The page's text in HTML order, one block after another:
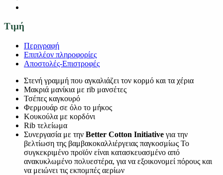
Τιμή
Περιγραφή
Επιπλέον πληροφορίες
Αποστολές-Επιστροφές
Στενή γραμμή που αγκαλιάζει τον κορμό και τα χέρια
Μακριά μανίκια με rib μανσέτες
Τσέπες καγκουρό
Φερμουάρ σε όλο το μήκος
Κουκούλα με κορδόνι
Rib τελείωμα
Συνεργασία με την Better Cotton Initiative για την
βελτίωση της βαμβακοκαλλιέργειας παγκοσμίως Το
συγκεκριμένο προϊόν είναι κατασκευασμένο από
ανακυκλωμένο πολυεστέρα, για να εξοικονομεί πόρους και
να μειώνει τις εκπομπές αερίων